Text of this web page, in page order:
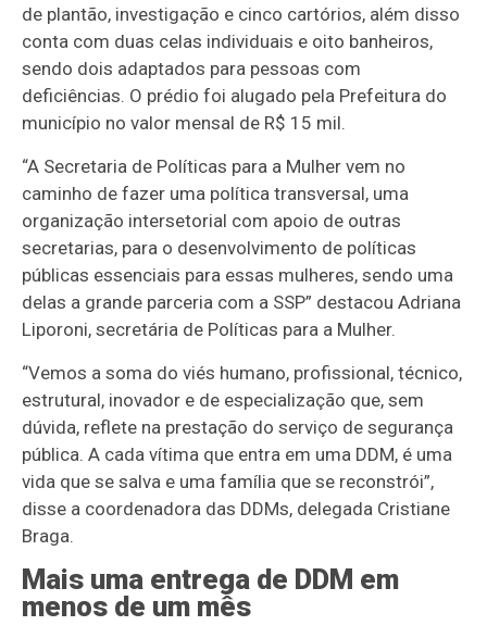
de plantão, investigação e cinco cartórios, além disso
conta com duas celas individuais e oito banheiros,
sendo dois adaptados para pessoas com
deficiências. O prédio foi alugado pela Prefeitura do
município no valor mensal de R$ 15 mil.
“A Secretaria de Políticas para a Mulher vem no
caminho de fazer uma política transversal, uma
organização intersetorial com apoio de outras
secretarias, para o desenvolvimento de políticas
públicas essenciais para essas mulheres, sendo uma
delas a grande parceria com a SSP” destacou Adriana
Liporoni, secretária de Políticas para a Mulher.
“Vemos a soma do viés humano, profissional, técnico,
estrutural, inovador e de especialização que, sem
dúvida, reflete na prestação do serviço de segurança
pública. A cada vítima que entra em uma DDM, é uma
vida que se salva e uma família que se reconstrói”,
disse a coordenadora das DDMs, delegada Cristiane
Braga.
Mais uma entrega de DDM em
menos de um mês